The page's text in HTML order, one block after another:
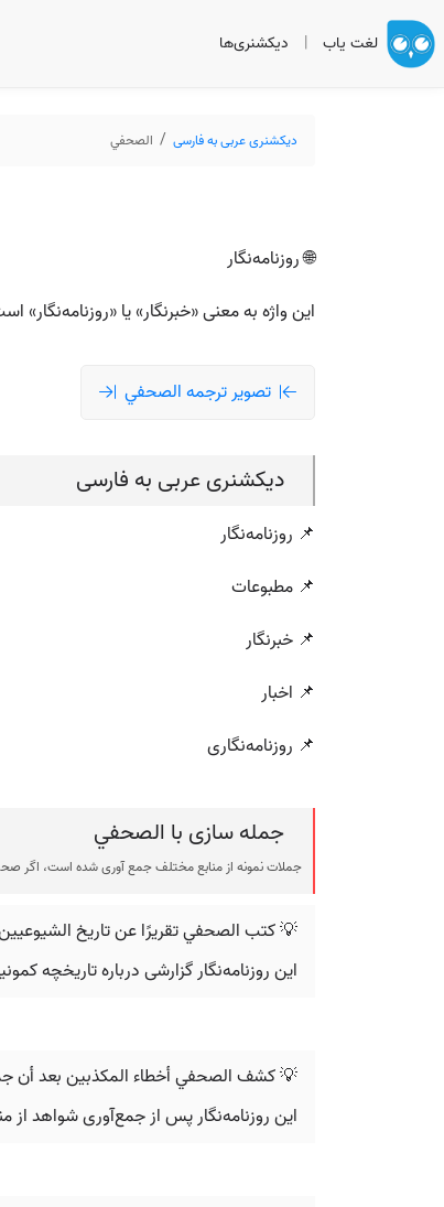
لغت یاب | دیکشنری‌ها
دیکشنری عربی به فارسی الصحفي
🌐 روزنامه‌نگار
این واژه به معنی «خبرنگار» یا
تصویر ترجمه الصحفي
دیکشنری عربی به فارسی
📌 روزنامه‌نگار
📌 مطبوعات
📌 خبرنگار
📌 اخبار
📌 روزنامه‌نگاری
جمله سازی با الصحفي
جملات نمونه از منابع مختلف جمع آوری شده است، اگر
💡 كتب الصحفي تقريرًا عن تاريخ
این روزنامه‌نگار گزارشی درباره تاریخچه
💡 كشف الصحفي أخطاء المکذبين بعد أن
این روزنامه‌نگار پس از جمع‌آوری شواهد از